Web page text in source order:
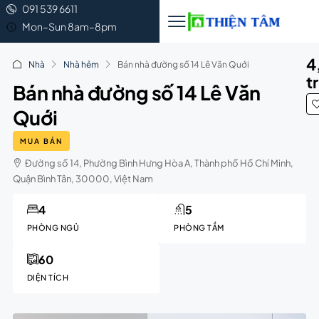
091 539 6611
Mon–Sun 8am–8pm
Nhà Nhà hẻm Bán nhà đường số 14 Lê Văn Quới
Bán nhà đường số 14 Lê Văn
Quới
MUA BÁN
Đường số 14, Phường Bình Hưng Hòa A, Thành phố Hồ Chí Minh,
Quận Bình Tân, 30000, Việt Nam
PHÒNG NGỦ
4
PHÒNG TẮM
5
DIỆN TÍCH
60